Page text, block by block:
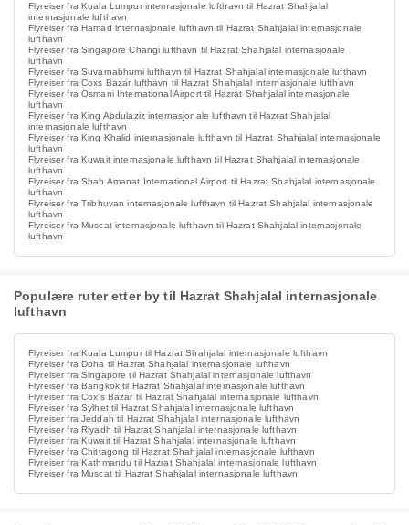
Flyreiser fra Kuala Lumpur internasjonale lufthavn til Hazrat Shahjalal
internasjonale lufthavn
Flyreiser fra Hamad internasjonale lufthavn til Hazrat Shahjalal internasjonale
lufthavn
Flyreiser fra Singapore Changi lufthavn til Hazrat Shahjalal internasjonale
lufthavn
Flyreiser fra Suvarnabhumi lufthavn til Hazrat Shahjalal internasjonale lufthavn
Flyreiser fra Coxs Bazar lufthavn til Hazrat Shahjalal internasjonale lufthavn
Flyreiser fra Osmani International Airport til Hazrat Shahjalal internasjonale
lufthavn
Flyreiser fra King Abdulaziz internasjonale lufthavn til Hazrat Shahjalal
internasjonale lufthavn
Flyreiser fra King Khalid internasjonale lufthavn til Hazrat Shahjalal internasjonale
lufthavn
Flyreiser fra Kuwait internasjonale lufthavn til Hazrat Shahjalal internasjonale
lufthavn
Flyreiser fra Shah Amanat International Airport til Hazrat Shahjalal internasjonale
lufthavn
Flyreiser fra Tribhuvan internasjonale lufthavn til Hazrat Shahjalal internasjonale
lufthavn
Flyreiser fra Muscat internasjonale lufthavn til Hazrat Shahjalal internasjonale
lufthavn
Populære ruter etter by til Hazrat Shahjalal internasjonale
lufthavn
Flyreiser fra Kuala Lumpur til Hazrat Shahjalal internasjonale lufthavn
Flyreiser fra Doha til Hazrat Shahjalal internasjonale lufthavn
Flyreiser fra Singapore til Hazrat Shahjalal internasjonale lufthavn
Flyreiser fra Bangkok til Hazrat Shahjalal internasjonale lufthavn
Flyreiser fra Cox's Bazar til Hazrat Shahjalal internasjonale lufthavn
Flyreiser fra Sylhet til Hazrat Shahjalal internasjonale lufthavn
Flyreiser fra Jeddah til Hazrat Shahjalal internasjonale lufthavn
Flyreiser fra Riyadh til Hazrat Shahjalal internasjonale lufthavn
Flyreiser fra Kuwait til Hazrat Shahjalal internasjonale lufthavn
Flyreiser fra Chittagong til Hazrat Shahjalal internasjonale lufthavn
Flyreiser fra Kathmandu til Hazrat Shahjalal internasjonale lufthavn
Flyreiser fra Muscat til Hazrat Shahjalal internasjonale lufthavn